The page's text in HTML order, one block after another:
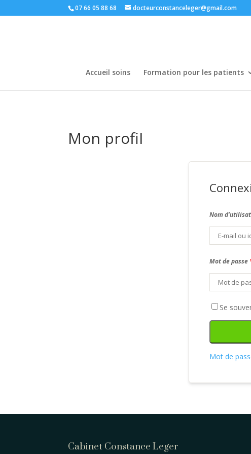
07 66 05 88 68 docteurconstanceleger@gmail.com
Accueil soins Formation pour les patients
Mon profil
Nom
Mot de passe
Se
Mot de
Cabinet Constance Leger